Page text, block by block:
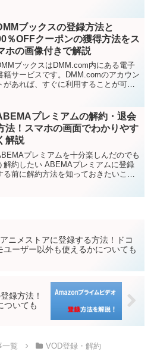
解約すれば追加料金を払う必要があり
せん。1冊...
ブックスの登録方法と
％OFFクーポンの獲得方法をス
ホの画像付きで解説
ブックスはDMM.com内にある電子
籍サービスです。DMM.comのアカウン
があれば、すぐに利用することが可
初回購入の方限定で、90％OFFクー
...
プレミアムの解約・退会
法！スマホの画面でわかりやす
解説
プレミアムを十分楽しんだのでも
解約したい ABEMAプレミアムに登録
る前に解約方法を知っておきたいこん
ニメストアに登録する方法！ドコ
ユーザー以外も使えるかについても
録方法！
ついても
一覧 VOD登録・解約